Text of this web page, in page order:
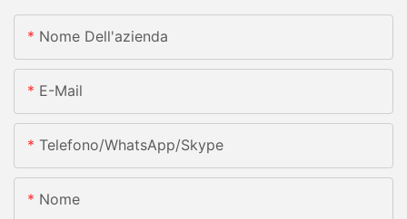
Nome Dell'azienda
E-Mail
Telefono/whatsApp/skype
Nome